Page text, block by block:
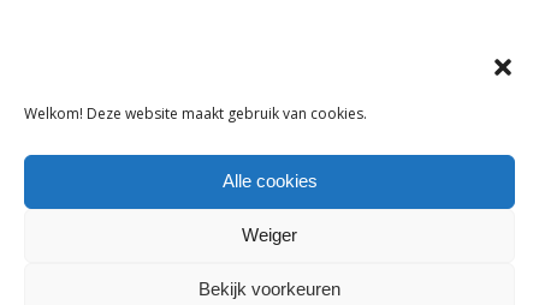
Welkom! Deze website maakt gebruik van cookies.
Alle cookies
Weiger
Bekijk voorkeuren
kinderkleding